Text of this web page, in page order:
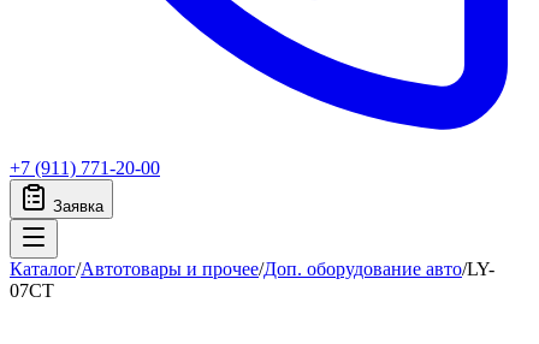
+7 (911) 771-20-00
Заявка
Каталог/Автотовары и прочее/Доп. оборудование авто/LY-
07CT